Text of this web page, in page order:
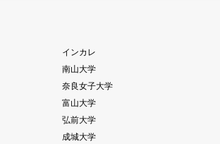
インカレ
南山大学
奈良女子大学
富山大学
弘前大学
成城大学